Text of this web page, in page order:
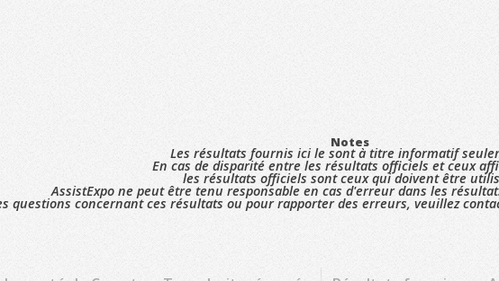
Notes
Les résultats fournis ici le sont à titre informatif
En cas de disparité entre les résultats officiels et ceux
les résultats officiels sont ceux qui doivent être
AssistExpo ne peut être tenu responsable en cas d'erreur dans les
questions concernant ces résultats ou pour rapporter des erreurs, veuillez